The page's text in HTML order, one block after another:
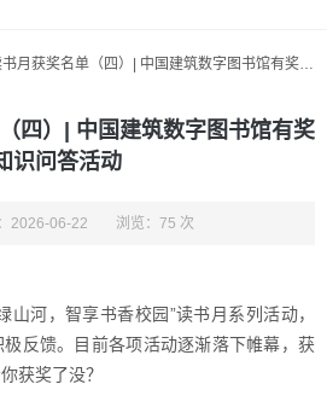
获奖名单（四）| 中国建筑数字图书馆有奖知识问答活动
四）| 中国建筑数字图书馆有奖
识问答活动
2026-06-22 浏览：75 次
山河，智享书香校园”读书月系列活动，
反馈。目前各项活动逐渐落下帷幕，获
获奖了没？